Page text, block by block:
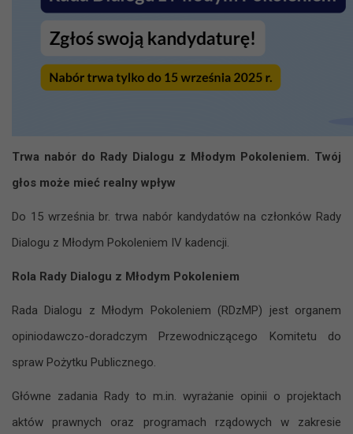
Trwa nabór do Rady Dialogu z Młodym Pokoleniem. Twój
głos może mieć realny wpływ
Do 15 września br. trwa nabór kandydatów na członków Rady
Dialogu z Młodym Pokoleniem IV kadencji.
Rola Rady Dialogu z Młodym Pokoleniem
Rada Dialogu z Młodym Pokoleniem (RDzMP) jest organem
opiniodawczo-doradczym Przewodniczącego Komitetu do
spraw Pożytku Publicznego.
Główne zadania Rady to m.in. wyrażanie opinii o projektach
aktów prawnych oraz programach rządowych w zakresie